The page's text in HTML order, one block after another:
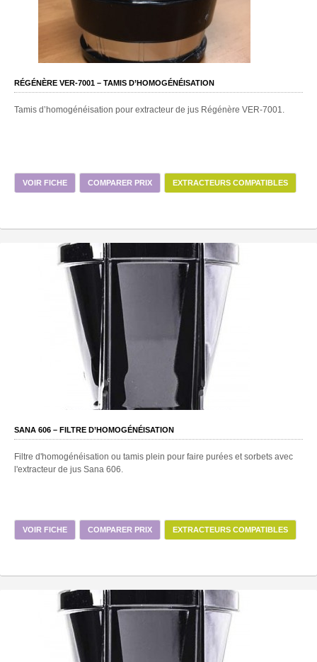
RÉGÉNÈRE VER-7001 – TAMIS D’HOMOGÉNÉISATION
Tamis d’homogénéisation pour extracteur de jus Régénère VER-7001.
VOIR FICHE COMPARER PRIX EXTRACTEURS COMPATIBLES
SANA 606 – FILTRE D’HOMOGÉNÉISATION
Filtre d'homogénéisation ou tamis plein pour faire purées et sorbets avec
l'extracteur de jus Sana 606.
VOIR FICHE COMPARER PRIX EXTRACTEURS COMPATIBLES